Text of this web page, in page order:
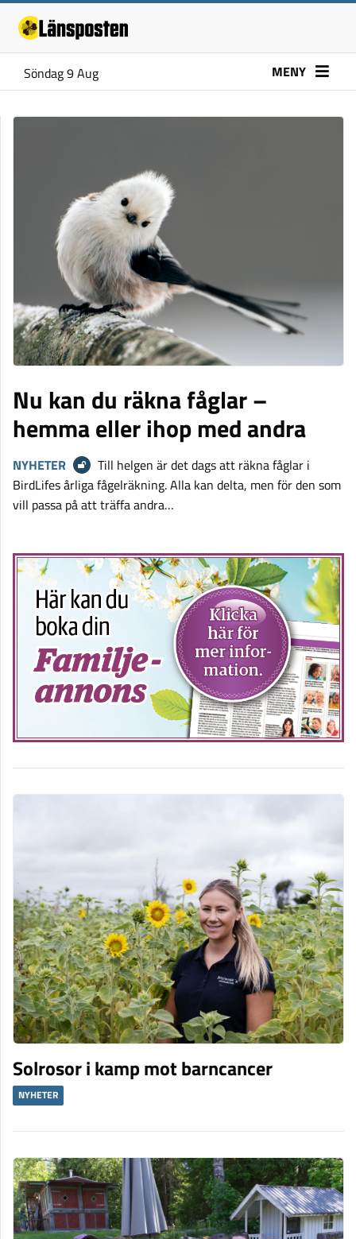
Söndag 9 Aug MENY
Nu kan du räkna fåglar –
hemma eller ihop med andra
NYHETER
Till helgen är det dags att räkna fåglar i
BirdLifes årliga fågelräkning. Alla kan delta, men för den som
vill passa på att träffa andra…
Solrosor i kamp mot barncancer
NYHETER